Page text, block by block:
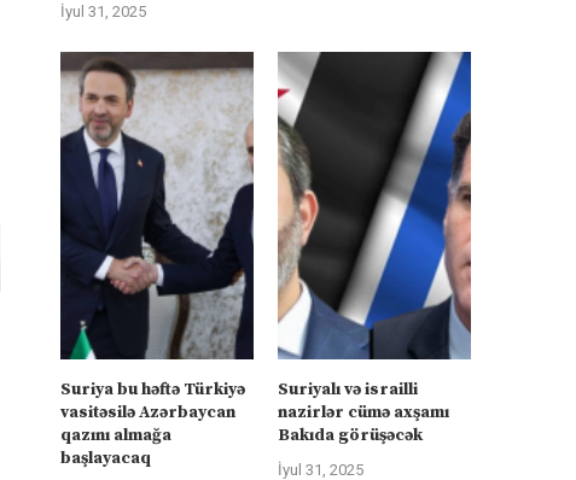
İyul 31, 2025
Suriya bu həftə Türkiyə
vasitəsilə Azərbaycan
qazını almağa
başlayacaq
Suriyalı və israilli
nazirlər cümə axşamı
Bakıda görüşəcək
İyul 31, 2025